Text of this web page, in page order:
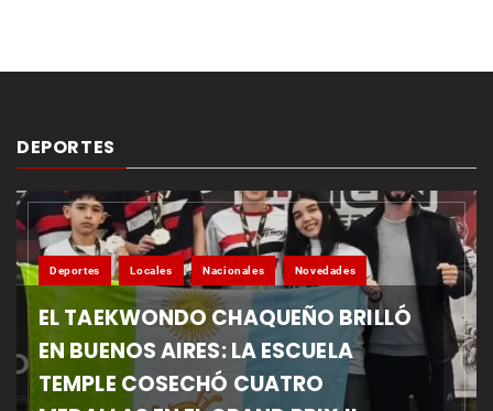
DEPORTES
Deportes Locales Nacionales Novedades
EL TAEKWONDO CHAQUEÑO BRILLÓ
EN BUENOS AIRES: LA ESCUELA
TEMPLE COSECHÓ CUATRO